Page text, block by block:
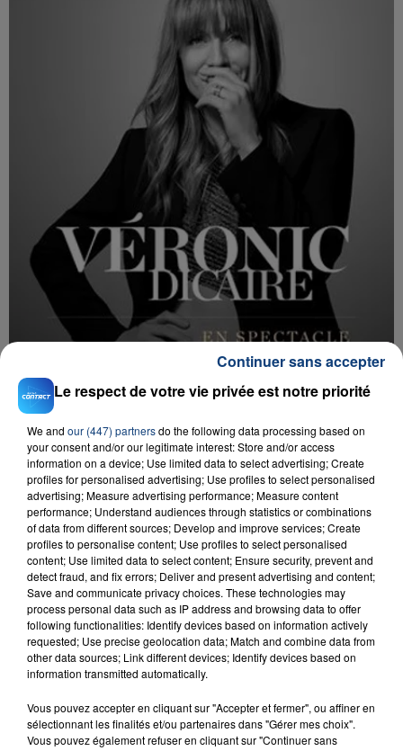
D'AUTRES JEUX
LE MOT CASH !
Le respect de votre vie privée est notre priorité
We and our (447) partnersdo the following data processing based on
your consent and/or our legitimate interest: Store and/or access
information on a device; Use limited data to select advertising; Create
profiles for personalised advertising; Use profiles to select personalised
advertising; Measure advertising performance; Measure content
performance; Understand audiences through statistics or combinations
of data from different sources; Develop and improve services; Create
profiles to personalise content; Use profiles to select personalised
content; Use limited data to select content; Ensure security, prevent and
detect fraud, and fix errors; Deliver and present advertising and content;
Save and communicate privacy choices. These technologies may
process personal data such as IP address and browsing data to offer
following functionalities: Identify devices based on information actively
requested; Use precise geolocation data; Match and combine data from
other data sources; Link different devices; Identify devices based on
information transmitted automatically.
Vous pouvez accepter en cliquant sur "Accepter et fermer", ou affiner en
sélectionnant les finalités et/ou partenaires dans "Gérer mes choix".
Vous pouvez également refuser en cliquant sur "Continuer sans
Continuer sans accepter